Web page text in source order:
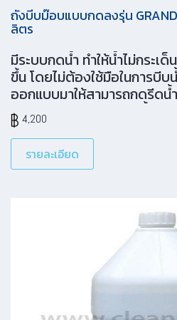
ถังบีบม๊อบแบบกดลงรุ่น
ลิตร
มีระบบกดน้ำ ทำให้น้ำไม่กระ
ขึ้น โดยไม่ต้องใช้มือในการบี
ออกแบบมาให้สามารถกดรีด
แรงได้ถึง 18% ถังบรรจุน้ำขน
ทำความสะอาดได้ยาวนานขึ้น
ทำความสะอาดซ้ำ ทนทาน ด้วย
แบบ Low pressure
4,200
รายละเอียด